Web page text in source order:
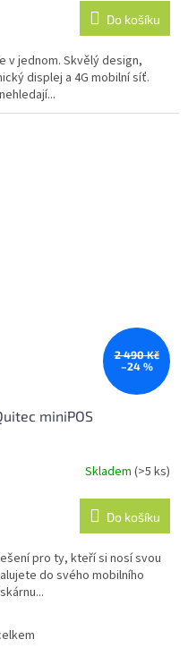
Do košíku
v jednom. Skvělý design,
displej a 4G mobilní síť.
2 490 Kč
–24 %
miniPOS
Skladem(>5 ks)
Do košíku
pro ty, kteří si nosí svou
do svého mobilního